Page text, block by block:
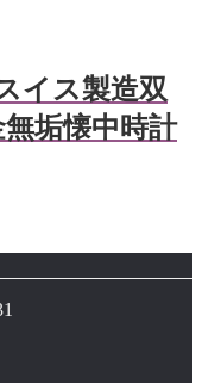
イス製造双
垢懐中時計